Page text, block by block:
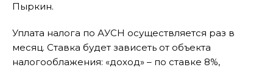
Пыркин.
Уплата налога по АУСН осуществляется раз в
месяц. Ставка будет зависеть от объекта
налогооблажения: «доход» – по ставке 8%,